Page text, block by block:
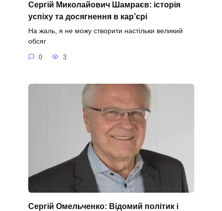
Сергій Миколайович Шамраєв: історія
успіху та досягнення в кар’єрі
На жаль, я не можу створити настільки великий
обсяг
0 3
Сергій Омельченко: Відомий політик і